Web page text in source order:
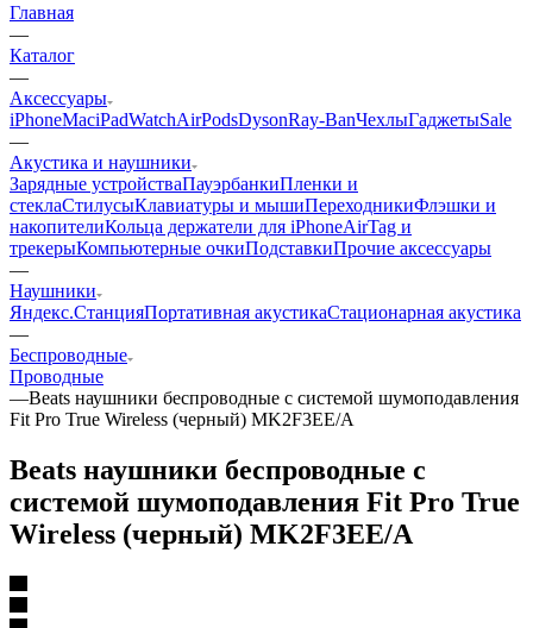
Главная
—
Каталог
—
Аксессуары
iPhoneMaciPadWatchAirPodsDysonRay-BanЧехлыГаджетыSale
—
Акустика и наушники
Зарядные устройстваПауэрбанкиПленки и
стеклаСтилусыКлавиатуры и мышиПереходникиФлэшки и
накопителиКольца держатели для iPhoneAirTag и
трекерыКомпьютерные очкиПодставкиПрочие аксессуары
—
Наушники
Яндекс.СтанцияПортативная акустикаСтационарная акустика
—
Беспроводные
Проводные
—Beats наушники беспроводные с системой шумоподавления
Fit Pro True Wireless (черный) MK2F3EE/A
Beats наушники беспроводные с
системой шумоподавления Fit Pro True
Wireless (черный) MK2F3EE/A